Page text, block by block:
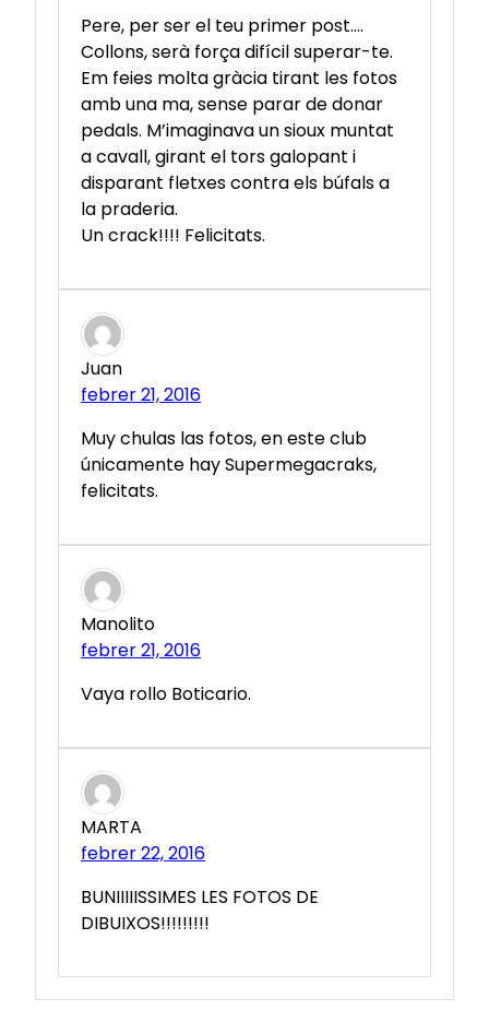
Pere, per ser el teu primer post….
Collons, serà força difícil superar-te.
Em feies molta gràcia tirant les fotos
amb una ma, sense parar de donar
pedals. M’imaginava un sioux muntat
a cavall, girant el tors galopant i
disparant fletxes contra els búfals a
la praderia.
Un crack!!!! Felicitats.
Juan
febrer 21, 2016
Muy chulas las fotos, en este club
únicamente hay Supermegacraks,
felicitats.
Manolito
febrer 21, 2016
Vaya rollo Boticario.
MARTA
febrer 22, 2016
BUNIIIIISSIMES LES FOTOS DE
DIBUIXOS!!!!!!!!!